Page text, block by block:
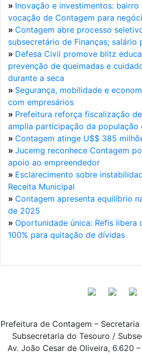
» Inovação e investimentos:
vocação de Contagem para
» Contagem abre processo
subsecretário de Finanças; salário
» Defesa Civil promove blitz
prevenção de queimadas e
durante a seca
» Segurança, mobilidade e
com empresários
» Prefeitura reforça fiscalização
amplia participação da população
» Contagem atinge U$$ 385
» Jucemg reconhece Contagem
apoio ao empreendedor
» Esclarecimento sobre
Receita Municipal
» Contagem apresenta equilíbrio
de 2025
» Oportunidade única: Refis libera
100% para quitação de dívidas
Prefeitura de Contagem –
Subsecretaria do Tesouro /
Av. João Cesar de Oliveira, 6.620